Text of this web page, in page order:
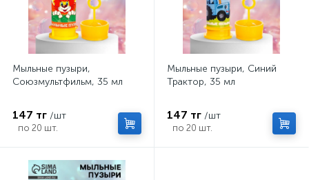
Мыльные пузыри,
Союзмультфильм, 35 мл
147 тг /шт
по 20 шт.
Мыльные пузыри, Синий
Трактор, 35 мл
147 тг /шт
по 20 шт.